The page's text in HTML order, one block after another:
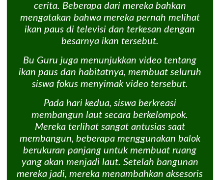
cerita. Beberapa dari mereka bahkan
mengatakan bahwa mereka pernah melihat
ikan paus di televisi dan terkesan dengan
besarnya ikan tersebut.
Bu Guru juga menunjukkan video tentang
ikan paus dan habitatnya, membuat seluruh
siswa fokus menyimak video tersebut.
Pada hari kedua, siswa berkreasi
membangun laut secara berkelompok.
Mereka terlihat sangat antusias saat
membangun, beberapa menggunakan balok
berukuran panjang untuk membuat ruang
yang akan menjadi laut. Setelah bangunan
mereka jadi, mereka menambahkan aksesoris